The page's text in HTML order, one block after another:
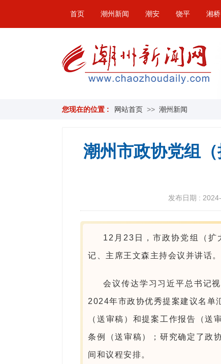
首页 潮州新闻 潮安 饶平 湘桥
您现在的位置 : 网站首页 >> 潮州新闻
潮州市政协党组
发布日期 :
12月23日，市政协党组（扩
记、主席王文森主持会议并讲话。
会议传达学习习近平总书记
2024年市政协优秀提案建议名单
（送审稿）和提案工作报告（送
条例（送审稿）；研究确定了政
间和议程安排。